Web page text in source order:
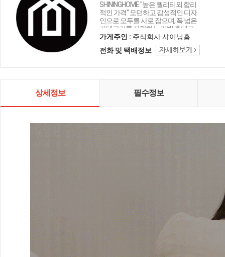
SHININGHOME "높은 퀄리티외 합리
적인 가격" 모던하고 감성적인 디자
인으로 모두를 사로 잡으며, 폭 넓은
카테고리를 자랑하는 리빙 홈데코
인테리어 샤이닝홈입니다.
가게주인 : 주식회사 샤이닝홈
전화 및 택배정보
상세정보 필수정보